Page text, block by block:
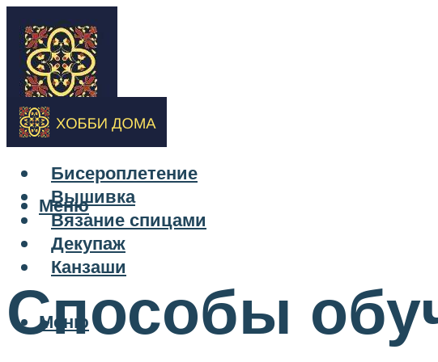
Бисероплетение
Вышивка
Вязание спицами
Декупаж
Канзаши
Меню
Меню
Способы